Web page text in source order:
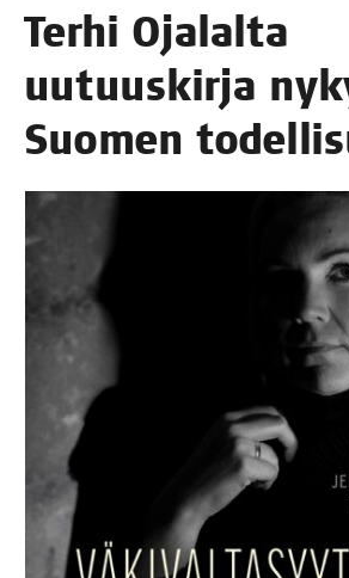
Ter­hi Oja­lal­ta
uutuus­kir­ja
Suo­men